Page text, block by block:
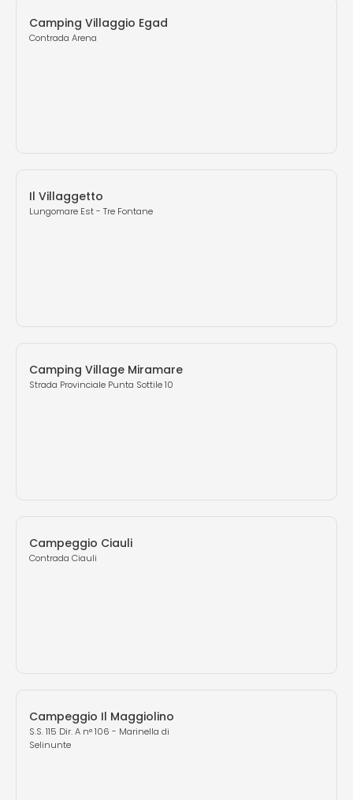
Camping Villaggio Egad
Contrada Arena
Il Villaggetto
Lungomare Est - Tre Fontane
Camping Village Miramare
Strada Provinciale Punta Sottile 10
Campeggio Ciauli
Contrada Ciauli
Campeggio Il Maggiolino
S.S. 115 Dir. A n° 106 - Marinella di
Selinunte